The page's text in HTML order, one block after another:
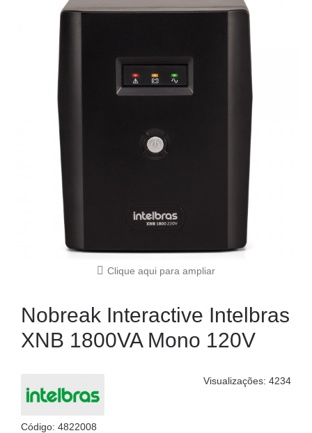
Clique aqui para ampliar
Nobreak Interactive Intelbras
XNB 1800VA Mono 120V
Visualizações: 4234
Código: 4822008